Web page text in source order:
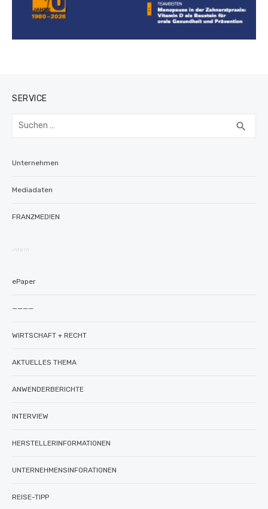
SERVICE
Suchen
search
Unternehmen
Mediadaten
FRANZMED!EN
intern
ePaper
————
WIRTSCHAFT + RECHT
AKTUELLES THEMA
ANWENDERBERICHTE
INTERVIEW
HERSTELLERINFORMATIONEN
UNTERNEHMENSINFORATIONEN
REISE-TIPP